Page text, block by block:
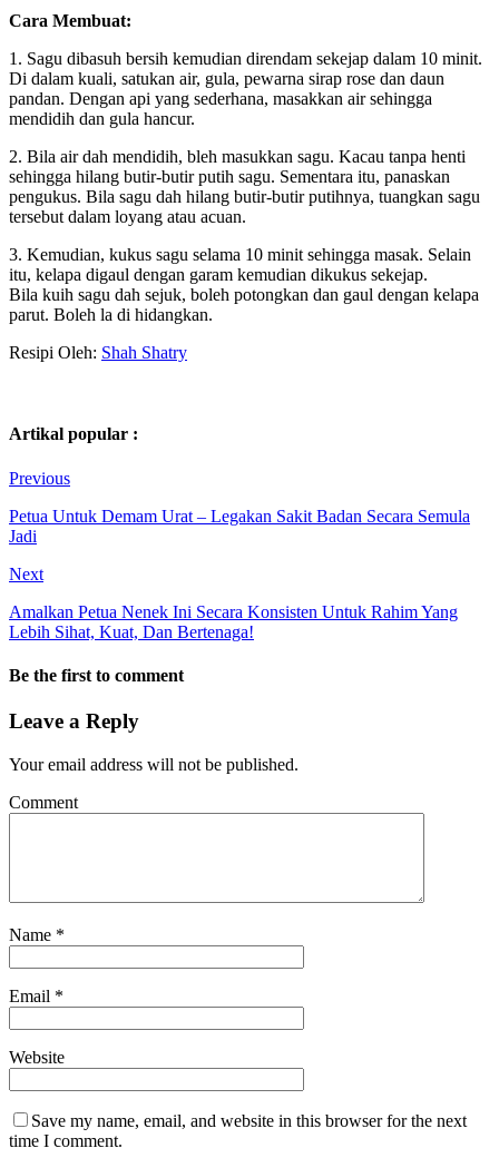
Cara Membuat:
1. Sagu dibasuh bersih kemudian direndam sekejap dalam 10 minit.
Di dalam kuali, satukan air, gula, pewarna sirap rose dan daun
pandan. Dengan api yang sederhana, masakkan air sehingga
mendidih dan gula hancur.
2. Bila air dah mendidih, bleh masukkan sagu. Kacau tanpa henti
sehingga hilang butir-butir putih sagu. Sementara itu, panaskan
pengukus. Bila sagu dah hilang butir-butir putihnya, tuangkan sagu
tersebut dalam loyang atau acuan.
3. Kemudian, kukus sagu selama 10 minit sehingga masak. Selain
itu, kelapa digaul dengan garam kemudian dikukus sekejap.
Bila kuih sagu dah sejuk, boleh potongkan dan gaul dengan kelapa
parut. Boleh la di hidangkan.
Resipi Oleh: Shah Shatry
Artikal popular :
Previous
Petua Untuk Demam Urat – Legakan Sakit Badan Secara Semula
Jadi
Next
Amalkan Petua Nenek Ini Secara Konsisten Untuk Rahim Yang
Lebih Sihat, Kuat, Dan Bertenaga!
Be the first to comment
Leave a Reply
Your email address will not be published.
Comment
Name *
Email *
Website
Save my name, email, and website in this browser for the next
time I comment.